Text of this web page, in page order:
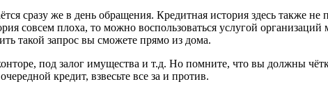
сразу же в день обращения. Кредитная история здесь также не
совсем плоха, то можно воспользоваться услугой
такой запрос вы сможете прямо из дома.
под залог имущества и т.д. Но помните, что вы должны
кредит, взвесьте все за и против.